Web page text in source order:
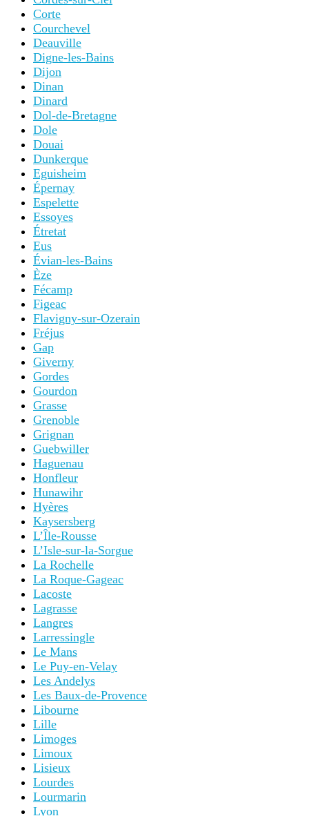
Corte
Courchevel
Deauville
Digne-les-Bains
Dijon
Dinan
Dinard
Dol-de-Bretagne
Dole
Douai
Dunkerque
Eguisheim
Épernay
Espelette
Essoyes
Étretat
Eus
Évian-les-Bains
Èze
Fécamp
Figeac
Flavigny-sur-Ozerain
Fréjus
Gap
Giverny
Gordes
Gourdon
Grasse
Grenoble
Grignan
Guebwiller
Haguenau
Honfleur
Hunawihr
Hyères
Kaysersberg
L’Île-Rousse
L’Isle-sur-la-Sorgue
La Rochelle
La Roque-Gageac
Lacoste
Lagrasse
Langres
Larressingle
Le Mans
Le Puy-en-Velay
Les Andelys
Les Baux-de-Provence
Libourne
Lille
Limoges
Limoux
Lisieux
Lourdes
Lourmarin
Lyon